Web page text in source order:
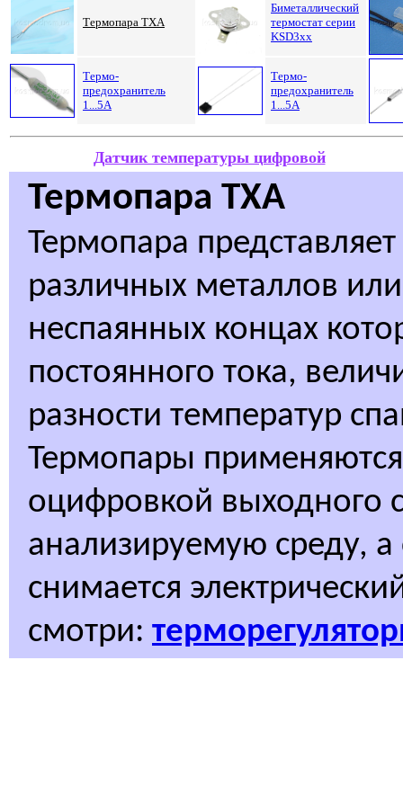
Термопара ТХА
Биметаллический
термостат серии
KSD3xx
Термо-
предохранитель
1...5А
Термо-
предохранитель
1...5А
Датчик температуры цифровой
Термопара ТХА
Термопара
различных металлов
неспаянных концах
постоянного тока,
разности температур
Термопары
оцифровкой выходного
анализируемую среду,
снимается
смотри: